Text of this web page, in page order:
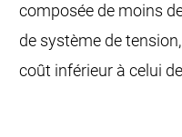
composée de moins
de système de
coût inférieur à celui